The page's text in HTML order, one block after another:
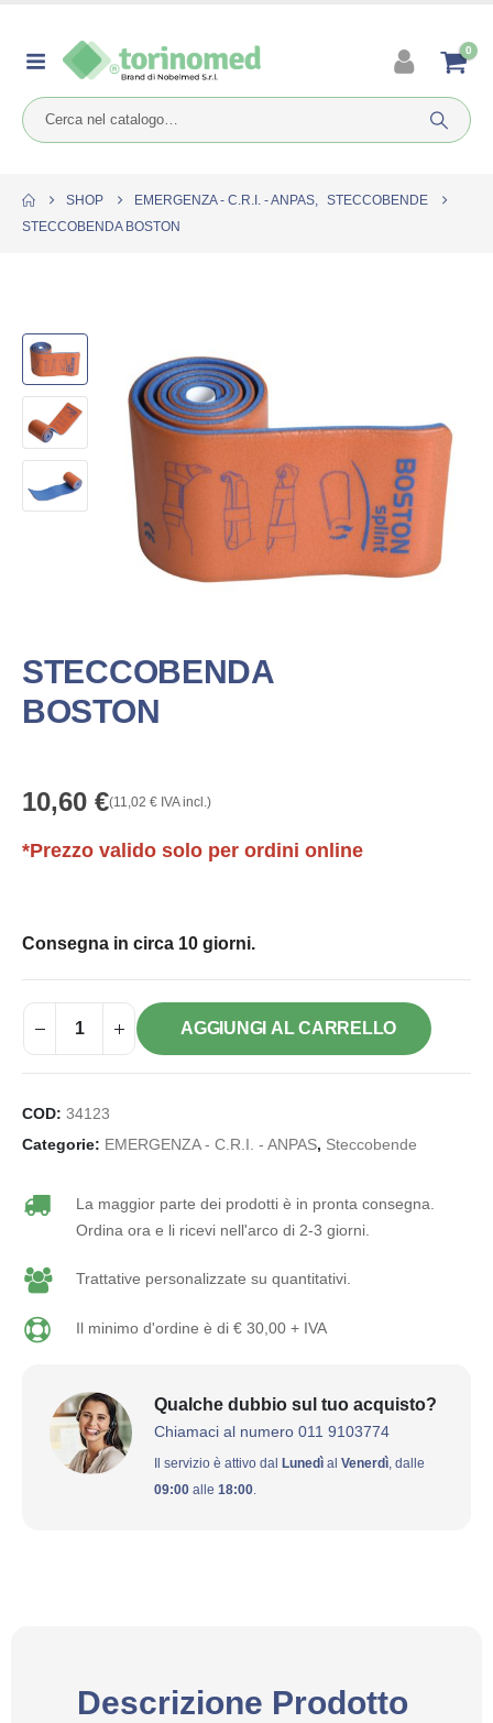
0
SHOP EMERGENZA - C.R.I. - ANPAS, STECCOBENDE
STECCOBENDA BOSTON
STECCOBENDA
BOSTON
10,60 €(11,02 € IVA incl.)
*Prezzo valido solo per ordini online
Consegna in circa 10 giorni.
AGGIUNGI AL CARRELLO
COD: 34123
Categorie: EMERGENZA - C.R.I. - ANPAS, Steccobende
La maggior parte dei prodotti è in pronta consegna.
Ordina ora e li ricevi nell'arco di 2-3 giorni.
Trattative personalizzate su quantitativi.
Il minimo d'ordine è di € 30,00 + IVA
Qualche dubbio sul tuo acquisto?
Chiamaci al numero 011 9103774
Il servizio è attivo dal Lunedì al Venerdì , dalle
09:00 alle 18:00
Descrizione Prodotto